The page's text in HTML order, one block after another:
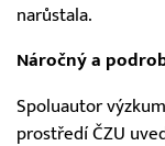
narůstala.
Náročný a
Spoluautor
prostředí ČZU